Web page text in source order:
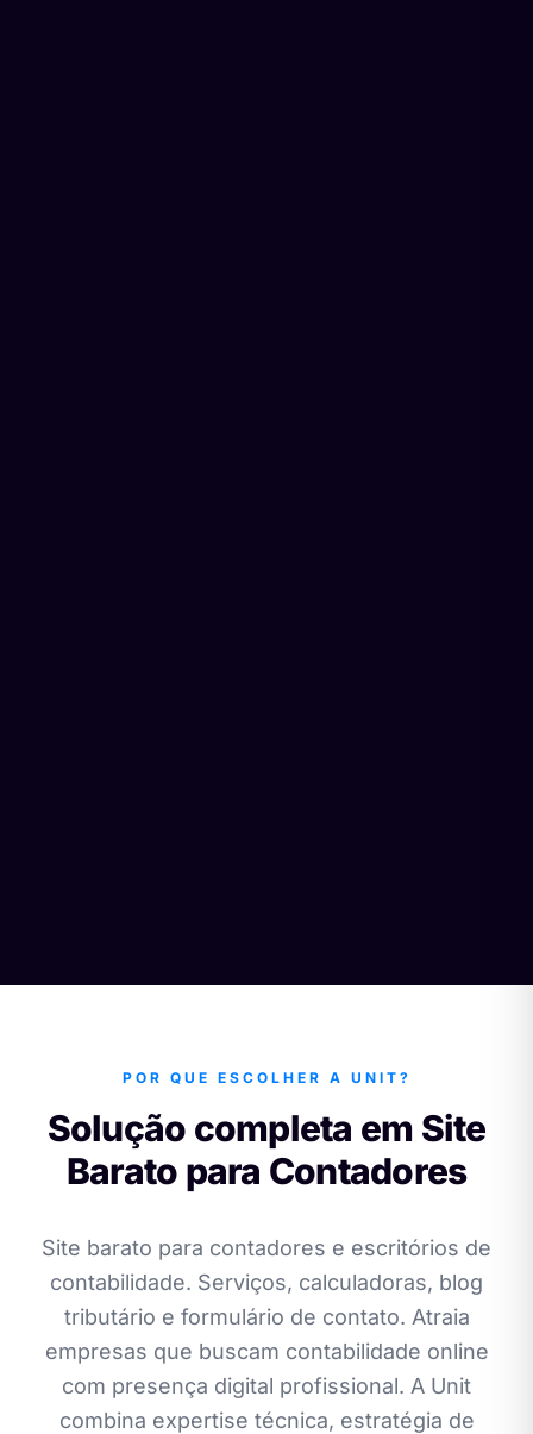
POR QUE ESCOLHER A UNIT?
Solução completa em Site
Barato para Contadores
Site barato para contadores e escritórios de
contabilidade. Serviços, calculadoras, blog
tributário e formulário de contato. Atraia
empresas que buscam contabilidade online
com presença digital profissional. A Unit
combina expertise técnica, estratégia de